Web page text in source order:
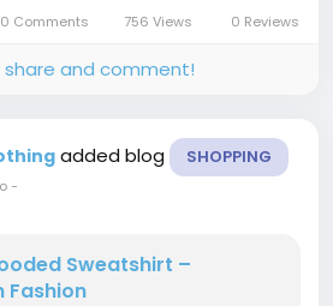
0 Comments 756 Views 0 Reviews
share and comment!
added blog SHOPPING
-
Sweatshirt –
Fashion